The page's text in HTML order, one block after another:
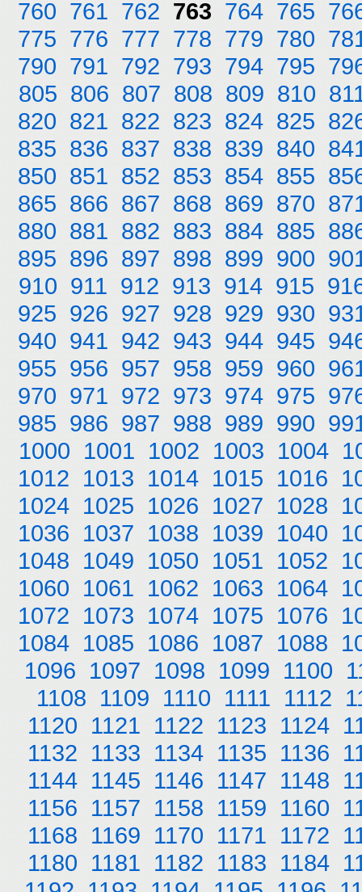
760 761 762 763 764 765
775 776 777 778 779 780
790 791 792 793 794 795
805 806 807 808 809 810
820 821 822 823 824 825
835 836 837 838 839 840
850 851 852 853 854 855
865 866 867 868 869 870
880 881 882 883 884 885
895 896 897 898 899 900
910 911 912 913 914 915
925 926 927 928 929 930
940 941 942 943 944 945
955 956 957 958 959 960
970 971 972 973 974 975
985 986 987 988 989 990
1000 1001 1002 1003 1004
1012 1013 1014 1015 1016
1024 1025 1026 1027 1028
1036 1037 1038 1039 1040
1048 1049 1050 1051 1052
1060 1061 1062 1063 1064
1072 1073 1074 1075 1076
1084 1085 1086 1087 1088
1096 1097 1098 1099 1100
1108 1109 1110 1111 1112
1120 1121 1122 1123 1124
1132 1133 1134 1135 1136
1144 1145 1146 1147 1148
1156 1157 1158 1159 1160
1168 1169 1170 1171 1172
1180 1181 1182 1183 1184